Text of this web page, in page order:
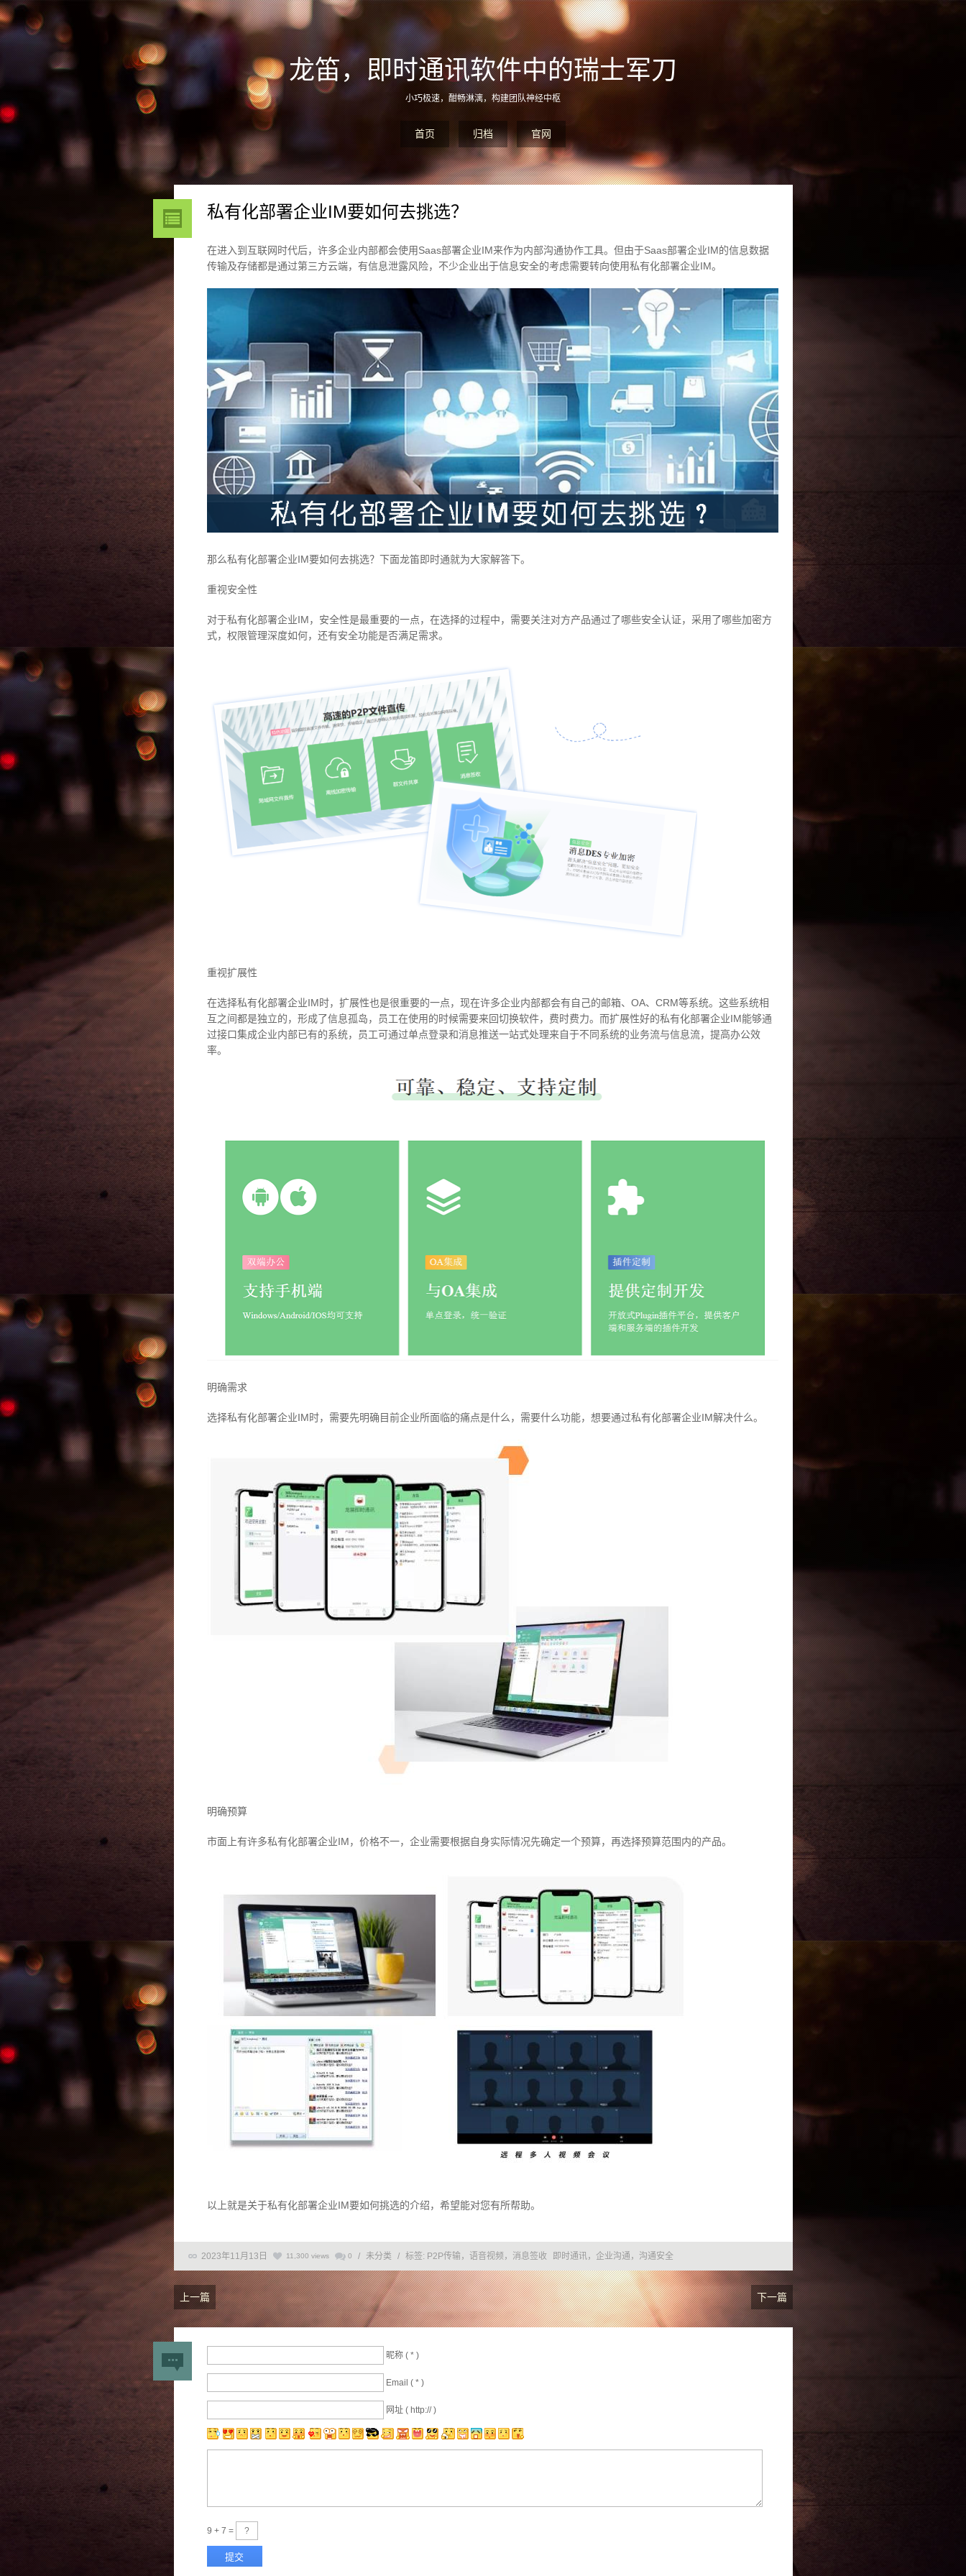
龙笛，即时通讯软件中的瑞士军刀
小巧极速，酣畅淋漓，构建团队神经中枢
首页 归档 官网
私有化部署企业IM要如何去挑选？
在进入到互联网时代后，许多企业内部都会使用Saas部署企业IM来作为内部沟通协作工具。但由于Saas部署企业IM的信息数据
传输及存储都是通过第三方云端，有信息泄露风险，不少企业出于信息安全的考虑需要转向使用私有化部署企业IM。
那么私有化部署企业IM要如何去挑选？下面龙笛即时通就为大家解答下。
重视安全性
对于私有化部署企业IM，安全性是最重要的一点，在选择的过程中，需要关注对方产品通过了哪些安全认证，采用了哪些加密方
式，权限管理深度如何，还有安全功能是否满足需求。
重视扩展性
在选择私有化部署企业IM时，扩展性也是很重要的一点，现在许多企业内部都会有自己的邮箱、OA、CRM等系统。这些系统相
互之间都是独立的，形成了信息孤岛，员工在使用的时候需要来回切换软件，费时费力。而扩展性好的私有化部署企业IM能够通
过接口集成企业内部已有的系统，员工可通过单点登录和消息推送一站式处理来自于不同系统的业务流与信息流，提高办公效
率。
明确需求
选择私有化部署企业IM时，需要先明确目前企业所面临的痛点是什么，需要什么功能，想要通过私有化部署企业IM解决什么。
明确预算
市面上有许多私有化部署企业IM，价格不一，企业需要根据自身实际情况先确定一个预算，再选择预算范围内的产品。
以上就是关于私有化部署企业IM要如何挑选的介绍，希望能对您有所帮助。
2023年11月13日 11,300 views 0 / 未分类 / 标签: P2P传输，语音视频，消息签收 即时通讯，企业沟通，沟通安全
上一篇 下一篇
昵称 ( *)
Email ( *)
网址 ( http:// )
9 + 7 =